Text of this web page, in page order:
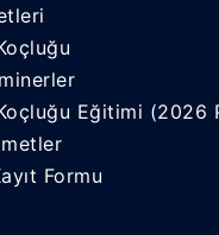
Eğitimi (2026
Formu